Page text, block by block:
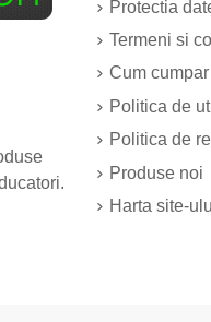
Protectia
Termeni si
Cum cumpar
Politica de
Politica de
Produse noi
Harta site-